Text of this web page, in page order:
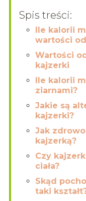
Spis treści:
Ile kalorii
wartości
Wartości
kajzerki
Ile kalorii
ziarnami?
Jakie są
kajzerki?
Jak
kajzerką?
Czy
ciała?
Skąd
taki